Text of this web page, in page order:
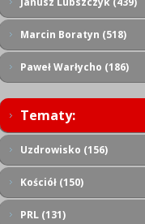
Marcin Boratyn (518)
Paweł Warłycho (186)
Tematy:
Uzdrowisko (156)
Kościół (150)
PRL (131)